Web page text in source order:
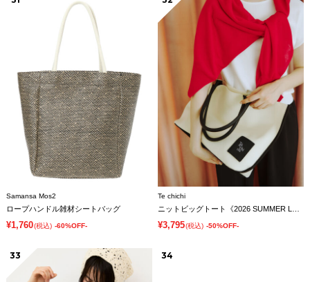
Samansa Mos2
ロープハンドル雑材シートバッグ
¥1,760(税込) -60%OFF-
Te chichi
¥3,795(税込) -50%OFF-
33 34